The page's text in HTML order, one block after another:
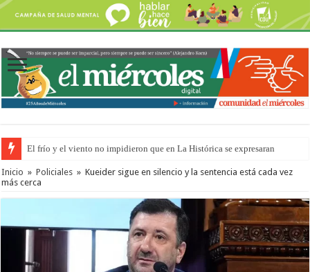
El frío y el viento no impidieron que en La Histórica se expresaran
Inicio » Policiales » Kueider sigue en silencio y la sentencia está cada vez
más cerca